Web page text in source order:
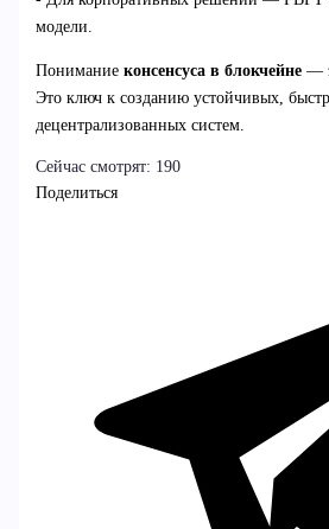
модели.
Понимание консенсуса в блокчейне—
Это ключ к созданию устойчивых,
децентрализованных систем.
Сейчас смотрят: 190
Поделиться